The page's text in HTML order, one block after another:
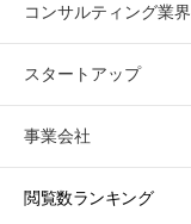
コンサルティング業界
スタートアップ
事業会社
閲覧数ランキング